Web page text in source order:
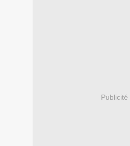
Publicité